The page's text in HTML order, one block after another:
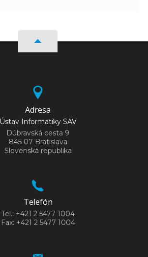
Adresa
Ústav Informatiky SAV
Dúbravská cesta 9
845 07 Bratislava
Slovenská republika
Telefón
Tel.: +421 2 5477 1004
Fax: +421 2 5477 1004